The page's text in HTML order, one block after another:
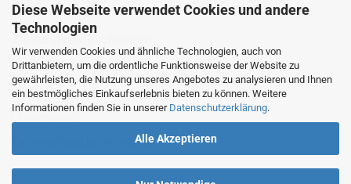
Diese Webseite verwendet Cookies und andere
Technologien
Wir verwenden Cookies und ähnliche Technologien, auch von
Drittanbietern, um die ordentliche Funktionsweise der Website zu
gewährleisten, die Nutzung unseres Angebotes zu analysieren und Ihnen
ein bestmögliches Einkaufserlebnis bieten zu können. Weitere
Informationen finden Sie in unserer Datenschutzerklärung.
Alle Akzeptieren
Zahlungsmöglichk
PayPal
PayPal Ratenzahlung
Kartenzahlung bei Abholung